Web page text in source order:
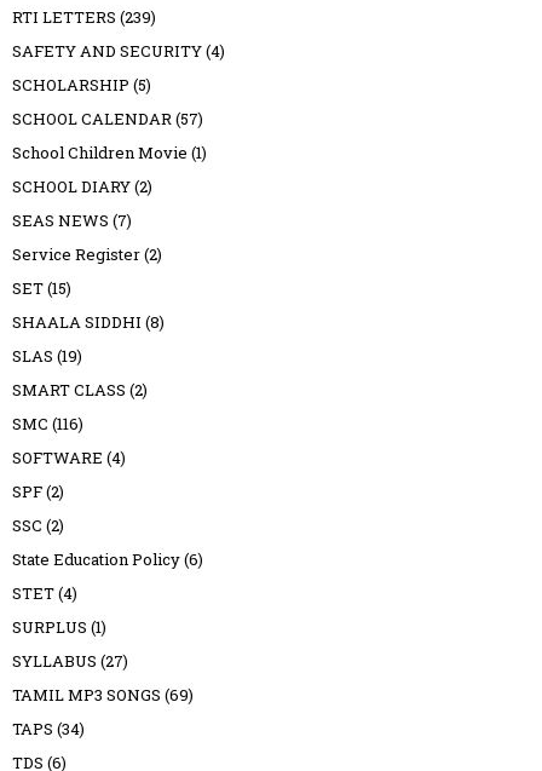
RTI LETTERS (239)
SAFETY AND SECURITY(4)
SCHOLARSHIP (5)
SCHOOL CALENDAR(57)
School Children Movie (1)
SCHOOL DIARY(2)
SEAS NEWS (7)
Service Register(2)
SET(15)
SHAALA SIDDHI (8)
SLAS (19)
SMART CLASS (2)
SMC (116)
SOFTWARE (4)
SPF(2)
SSC (2)
State Education Policy(6)
STET(4)
SURPLUS (1)
SYLLABUS (27)
TAMIL MP3 SONGS (69)
TAPS (34)
TDS (6)